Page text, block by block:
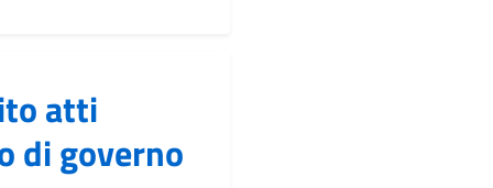
atti
di governo